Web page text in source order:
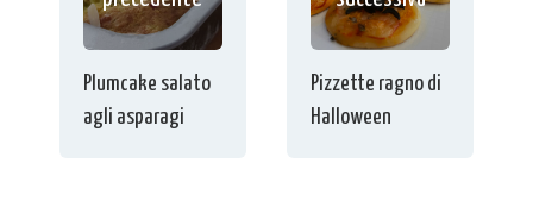
Plumcake salato
agli asparagi
Pizzette ragno di
Halloween